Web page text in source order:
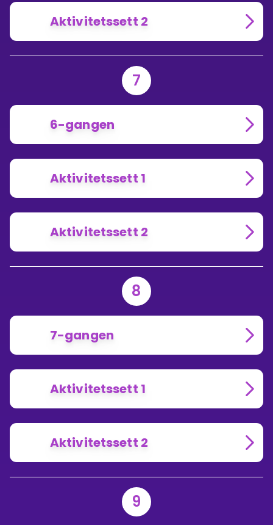
Aktivitetssett 2
7
6-gangen
Aktivitetssett 1
Aktivitetssett 2
8
7-gangen
Aktivitetssett 1
Aktivitetssett 2
9